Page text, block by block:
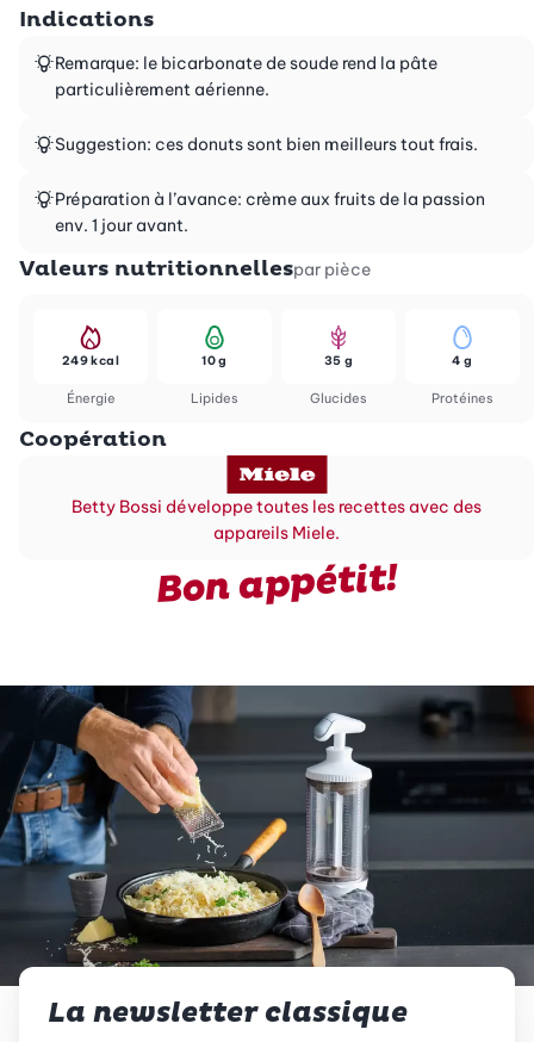
Indications
Remarque: le bicarbonate de soude rend la pâte
particulièrement aérienne.
Suggestion: ces donuts sont bien meilleurs tout frais.
Préparation à l’avance: crème aux fruits de la passion
env. 1 jour avant.
Valeurs nutritionnellespar pièce
Énergie
249 kcal
Lipides
10 g
Glucides
35 g
Protéines
4 g
Coopération
Betty Bossi développe toutes les recettes avec des
appareils Miele.
Bon appétit!
La newsletter classique